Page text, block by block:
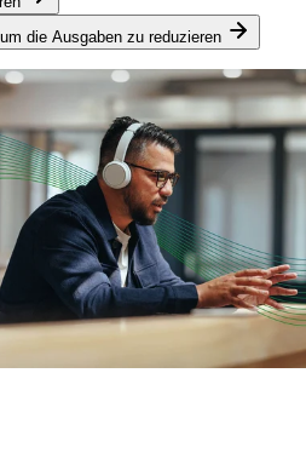
die Ausgaben zu reduzieren